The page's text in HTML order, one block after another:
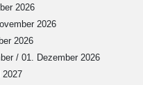
2026
2026
2026
/ 01. Dezember 2026
2027